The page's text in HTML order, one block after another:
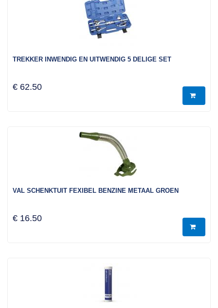
TREKKER INWENDIG EN UITWENDIG 5 DELIGE SET
€ 62.50
VAL SCHENKTUIT FEXIBEL BENZINE METAAL GROEN
€ 16.50